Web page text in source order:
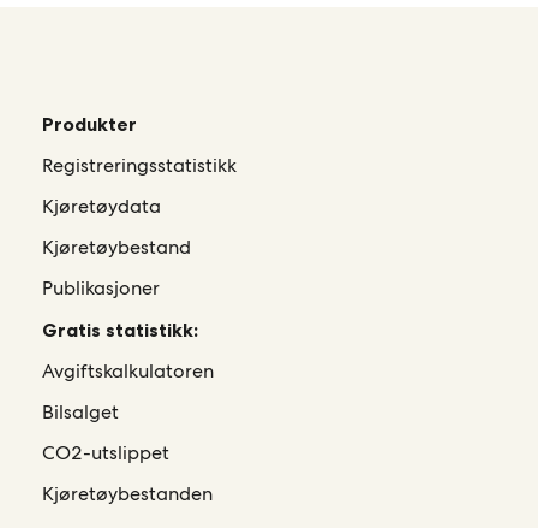
Produkter
Registreringsstatistikk
Kjøretøydata
Kjøretøybestand
Publikasjoner
Gratis statistikk:
Avgiftskalkulatoren
Bilsalget
CO2-utslippet
Kjøretøybestanden